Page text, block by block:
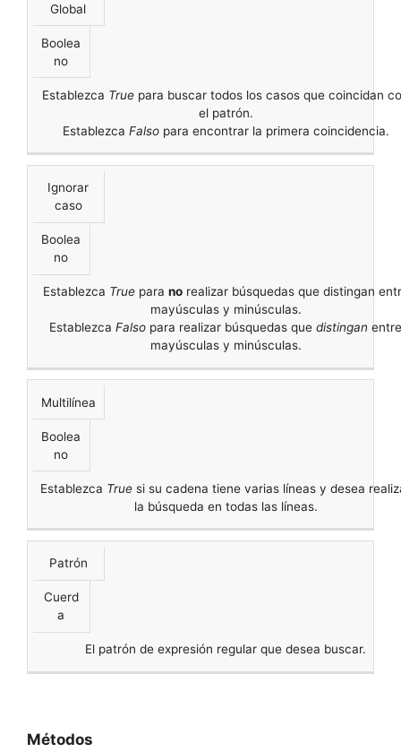
Global
Boolea
no
Establezca True para buscar todos los casos que coincidan
el patrón.
Establezca Falsopara encontrar la primera coincidencia.
Ignorar
caso
Boolea
no
Establezca Truepara norealizar búsquedas que distingan
mayúsculas y minúsculas.
EstablezcaFalso para realizar búsquedas quedistingan
mayúsculas y minúsculas.
Multilínea
Boolea
no
Establezca True si su cadena tiene varias líneas y desea
la búsqueda en todas las líneas.
Patrón
Cuerd
a
El patrón de expresión regular que desea buscar.
Métodos